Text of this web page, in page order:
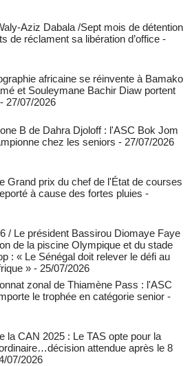
Aziz Dabala /Sept mois de détention
de réclament sa libération d’office -
africaine se réinvente à Bamako
et Souleymane Bachir Diaw portent
- 27/07/2026
B de Dahra Djoloff : l'ASC Bok Jom
chez les seniors - 27/07/2026
Grand prix du chef de l'État de courses
à cause des fortes pluies -
/ Le président Bassirou Diomaye Faye
de la piscine Olympique et du stade
: « Le Sénégal doit relever le défi au
» - 25/07/2026
zonal de Thiamène Pass : l'ASC
le trophée en catégorie senior -
la CAN 2025 : Le TAS opte pour la
attendue après le 8
07/2026